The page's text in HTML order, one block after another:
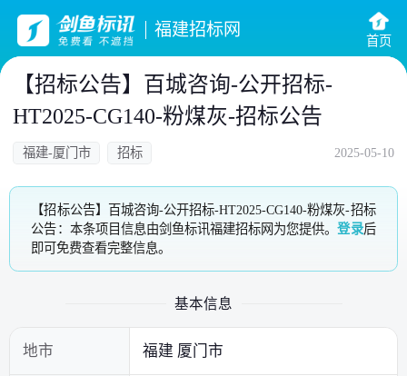
福建招标网
首页
【招标公告】百城咨询-公开招标-
HT2025-CG140-粉煤灰-招标公告
福建-厦门市 招标 2025-05-10
【招标公告】百城咨询-公开招标-HT2025-CG140-粉煤灰-招标
公告：本条项目信息由剑鱼标讯福建招标网为您提供。登录后
即可免费查看完整信息。
基本信息
地市 福建 厦门市